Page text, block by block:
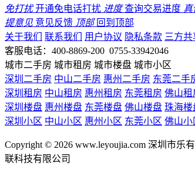
免打扰 开通免电话打扰 进度 查询交易进度 真
提意见 意见反馈 顶部 回到顶部
关于我们
联系我们 用户协议 隐私条款 三方
客服电话：400-8869-200 0755-33942046
城市二手房 城市租房 城市楼盘 城市小区
深圳二手房 中山二手房 惠州二手房 东莞二手
深圳租房 中山租房 惠州租房 东莞租房 佛山租
深圳楼盘 惠州楼盘 东莞楼盘 佛山楼盘 珠海楼
深圳小区 中山小区 惠州小区 东莞小区 佛山小
Copyright © 2026 www.leyoujia.com 深圳市乐
联科技有限公司